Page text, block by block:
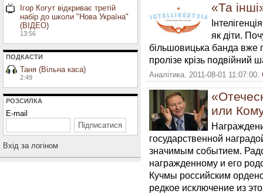
Ігор Когут відкриває третій
набір до школи "Нова Україна"
(ВІДЕО)
13:56
ПОДКАСТИ
Таня (Вільна каса)
2:49
РОЗСИЛКА
E-mail
Вхiд за логiном
«Та
як діти.
більшовицька банда вже
пролізе крізь подвійний
Аналітика. 2011-08-01 11:07:00.
или
государственной
значимым событием.
награжденному и его
Кучмы российским
редкое исключение из